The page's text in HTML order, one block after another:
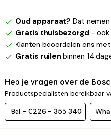
Oud apparaat? Dat nemen
Gratis thuisbezorgd - ook
Klanten beoordelen ons
Gratis ruilen binnen 14
Heb je vragen over de Bosch
Productspecialisten bereikbaar
Bel - 0226 - 355 340